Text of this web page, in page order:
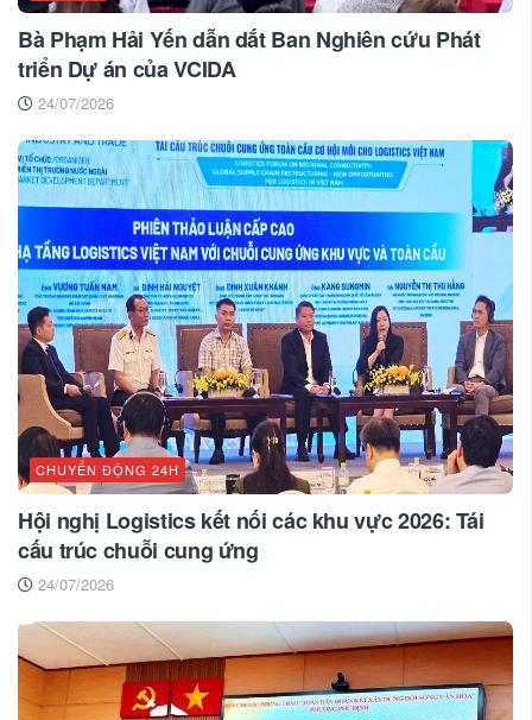
Bà Phạm Hải Yến dẫn dắt Ban Nghiên cứu Phát
triển Dự án của VCIDA
24/07/2026
CHUYỂN ĐỘNG 24H
Hội nghị Logistics kết nối các khu vực 2026: Tái
cấu trúc chuỗi cung ứng
24/07/2026